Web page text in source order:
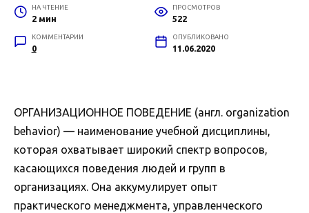
НА ЧТЕНИЕ
2 мин
ПРОСМОТРОВ
522
КОММЕНТАРИИ
0
ОПУБЛИКОВАНО
11.06.2020
ОРГАНИЗАЦИОННОЕ ПОВЕДЕНИЕ (англ. organization
behavior) — наименование учебной дисциплины,
которая охватывает широкий спектр вопросов,
касающихся поведения людей и групп в
организациях. Она аккумулирует опыт
практического менеджмента, управленческого